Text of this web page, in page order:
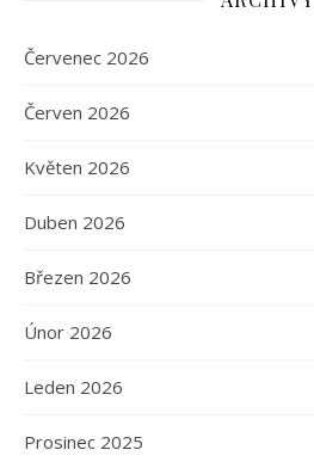
Červenec 2026
Červen 2026
Květen 2026
Duben 2026
Březen 2026
Únor 2026
Leden 2026
Prosinec 2025